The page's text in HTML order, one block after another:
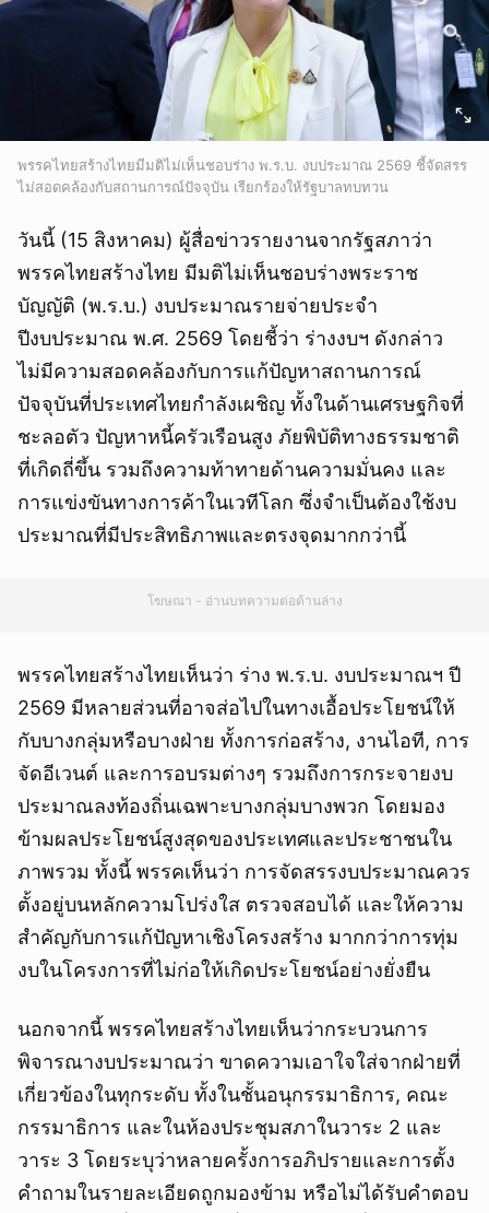
พรรคไทยสร้างไทยมีมติไม่เห็นชอบร่าง พ.ร.บ. งบประมาณ 2569 ชี้จัดสรร
ไม่สอดคล้องกับสถานการณ์ปัจจุบัน เรียกร้องให้รัฐบาลทบทวน
วันนี้ (15 สิงหาคม) ผู้สื่อข่าวรายงานจากรัฐสภาว่า
พรรคไทยสร้างไทย มีมติไม่เห็นชอบร่างพระราช
บัญญัติ (พ.ร.บ.) งบประมาณรายจ่ายประจำ
ปีงบประมาณ พ.ศ. 2569 โดยชี้ว่า ร่างงบฯ ดังกล่าว
ไม่มีความสอดคล้องกับการแก้ปัญหาสถานการณ์
ปัจจุบันที่ประเทศไทยกำลังเผชิญ ทั้งในด้านเศรษฐกิจที่
ชะลอตัว ปัญหาหนี้ครัวเรือนสูง ภัยพิบัติทางธรรมชาติ
ที่เกิดถี่ขึ้น รวมถึงความท้าทายด้านความมั่นคง และ
การแข่งขันทางการค้าในเวทีโลก ซึ่งจำเป็นต้องใช้งบ
ประมาณที่มีประสิทธิภาพและตรงจุดมากกว่านี้
โฆษณา - อ่านบทความต่อด้านล่าง
พรรคไทยสร้างไทยเห็นว่า ร่าง พ.ร.บ. งบประมาณฯ ปี
2569 มีหลายส่วนที่อาจส่อไปในทางเอื้อประโยชน์ให้
กับบางกลุ่มหรือบางฝ่าย ทั้งการก่อสร้าง, งานไอที, การ
จัดอีเวนต์ และการอบรมต่างๆ รวมถึงการกระจายงบ
ประมาณลงท้องถิ่นเฉพาะบางกลุ่มบางพวก โดยมอง
ข้ามผลประโยชน์สูงสุดของประเทศและประชาชนใน
ภาพรวม ทั้งนี้ พรรคเห็นว่า การจัดสรรงบประมาณควร
ตั้งอยู่บนหลักความโปร่งใส ตรวจสอบได้ และให้ความ
สำคัญกับการแก้ปัญหาเชิงโครงสร้าง มากกว่าการทุ่ม
งบในโครงการที่ไม่ก่อให้เกิดประโยชน์อย่างยั่งยืน
นอกจากนี้ พรรคไทยสร้างไทยเห็นว่ากระบวนการ
พิจารณางบประมาณว่า ขาดความเอาใจใส่จากฝ่ายที่
เกี่ยวข้องในทุกระดับ ทั้งในชั้นอนุกรรมาธิการ, คณะ
กรรมาธิการ และในห้องประชุมสภาในวาระ 2 และ
วาระ 3 โดยระบุว่าหลายครั้งการอภิปรายและการตั้ง
คำถามในรายละเอียดถูกมองข้าม หรือไม่ได้รับคำตอบ